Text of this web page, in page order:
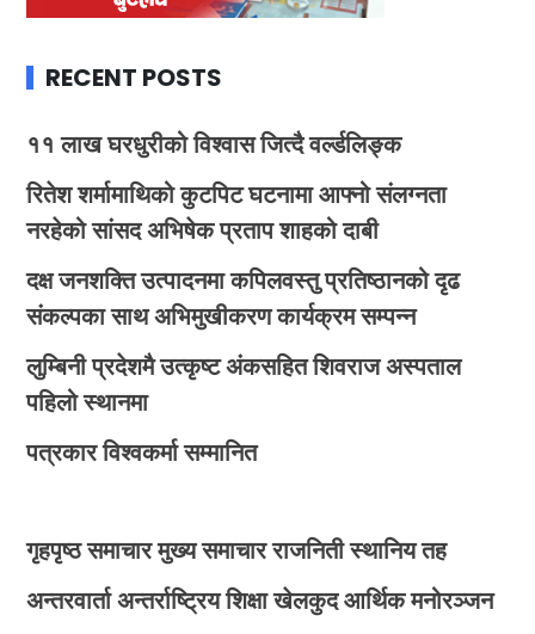
RECENT POSTS
११ लाख घरधुरीको विश्वास जित्दै वर्ल्डलिङ्क
रितेश शर्मामाथिको कुटपिट घटनामा आफ्नो संलग्नता
नरहेको सांसद अभिषेक प्रताप शाहको दाबी
दक्ष जनशक्ति उत्पादनमा कपिलवस्तु प्रतिष्ठानको दृढ
संकल्पका साथ अभिमुखीकरण कार्यक्रम सम्पन्न
लुम्बिनी प्रदेशमै उत्कृष्ट अंकसहित शिवराज अस्पताल
पहिलो स्थानमा
पत्रकार विश्वकर्मा सम्मानित
गृहपृष्ठ समाचार मुख्य समाचार राजनिती स्थानिय तह
अन्तरवार्ता अन्तर्राष्ट्रिय शिक्षा खेलकुद आर्थिक मनोरञ्जन